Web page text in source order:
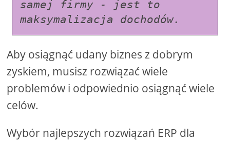
samej firmy - jest to
maksymalizacja dochodów.
Aby osiągnąć udany biznes z dobrym
zyskiem, musisz rozwiązać wiele
problemów i odpowiednio osiągnąć wiele
celów.
Wybór najlepszych rozwiązań ERP dla